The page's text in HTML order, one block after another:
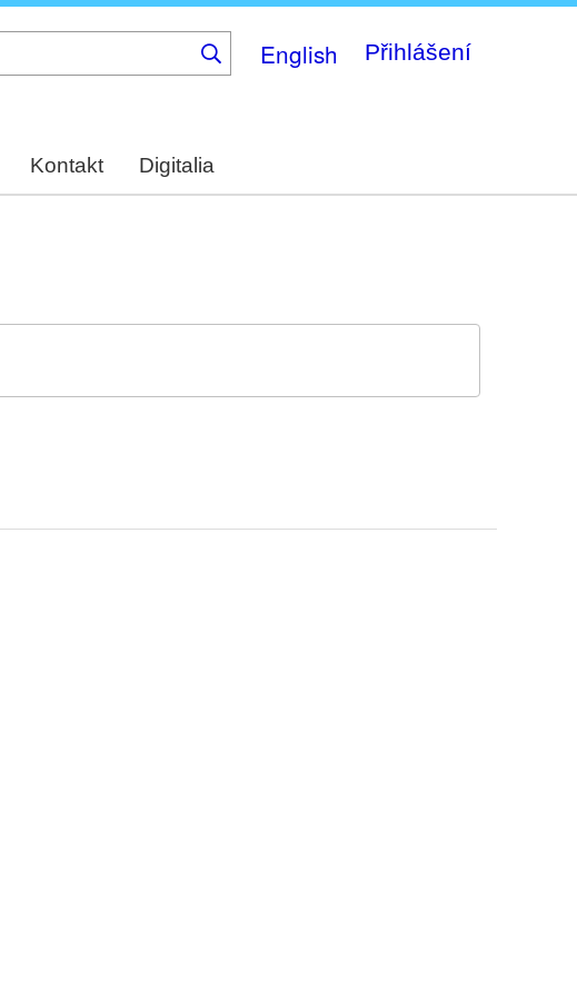
English Přihlášení
Kontakt Digitalia